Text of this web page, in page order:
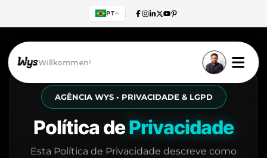
PT
Willkommen!
AGÊNCIA WYS • PRIVACIDADE & LGPD
Política dePrivacidade
Esta Política de Privacidade descreve como